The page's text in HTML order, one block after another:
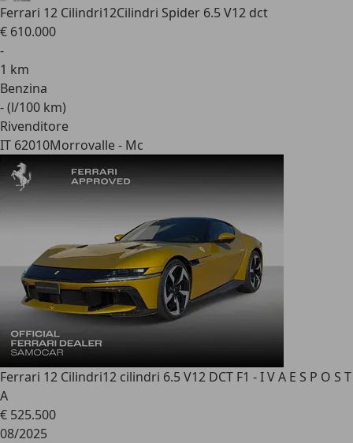
Ferrari 12 Cilindri12Cilindri Spider 6.5 V12 dct
€ 610.000
-
1 km
Benzina
- (l/100 km)
Rivenditore
IT 62010Morrovalle - Mc
Ferrari 12 Cilindri12 cilindri 6.5 V12 DCT F1 - I V A E S P O S T
A
€ 525.500
08/2025